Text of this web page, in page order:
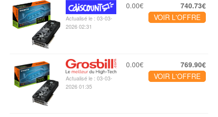
Actualisé le : 03-03-
2026 02:31
0.00€
740.73€
VOIR L'OFFRE
Actualisé le : 03-03-
2026 01:35
0.00€
769.90€
VOIR L'OFFRE